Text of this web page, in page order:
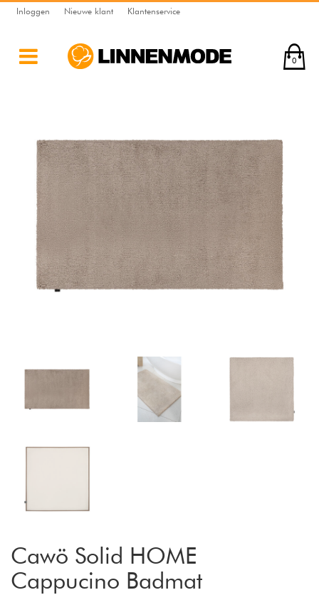
Inloggen Nieuwe klant Klantenservice
0
Cawö Solid HOME
Cappucino Badmat